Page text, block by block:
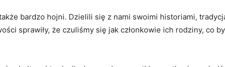
bardzo hojni. ⁢Dzielili ‍się z nami swoimi historiami,
sprawiły,⁣ że czuliśmy się jak⁤ członkowie ich rodziny, ‌co